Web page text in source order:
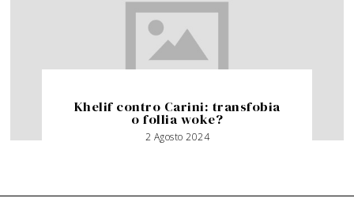
Khelif contro Carini: transfobia
o follia woke?
2 Agosto 2024